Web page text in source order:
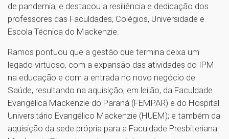
de pandemia, e destacou a resiliência e dedicação dos
professores das Faculdades, Colégios, Universidade e
Escola Técnica do Mackenzie.
Ramos pontuou que a gestão que termina deixa um
legado virtuoso, com a expansão das atividades do IPM
na educação e com a entrada no novo negócio de
Saúde, resultando na aquisição, em leilão, da Faculdade
Evangélica Mackenzie do Paraná (FEMPAR) e do Hospital
Universitário Evangélico Mackenzie (HUEM); e também da
aquisição da sede própria para a Faculdade Presbiteriana